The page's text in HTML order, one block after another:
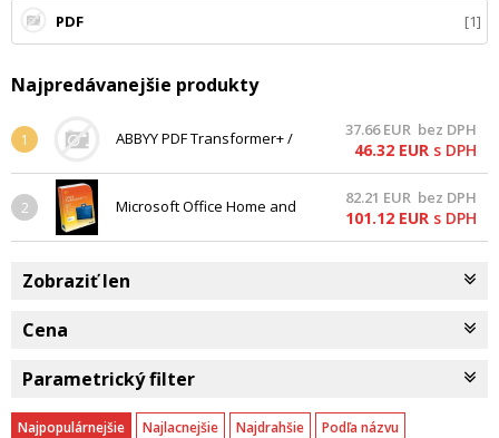
PDF 1
Najpredávanejšie produkty
1
ABBYY PDF Transformer+ /
37.66EUR bez DPH
46.32 EUR s DPH
2
Microsoft Office Home and
AttachKey PKC
82.21 EUR bez DPH
101.12 EUR s DPH
Zobraziť len
Cena
Parametrický filter
Najpopulárnejšie Najlacnejšie Najdrahšie Podľa názvu